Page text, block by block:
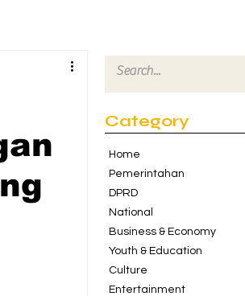
Category
Home
Pemerintahan
DPRD
National
Business & Economy
Youth & Education
Culture
Entertainment